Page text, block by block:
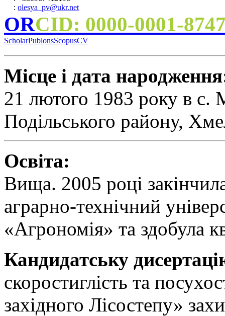
: olesya_pv@ukr.net
ORCID: 0000-0001-
ScholarPublonsScopusCV
Місце і дата
21 лютого 1983 року в с.
Подільського району,
Освіта:
Вища. 2005 році
аграрно-технічний
«Агрономія» та здобула
Кандидатську
скоростиглість та
західного Лісостепу»